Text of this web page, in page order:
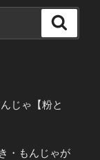
じゃ【粉と
・もんじゃが